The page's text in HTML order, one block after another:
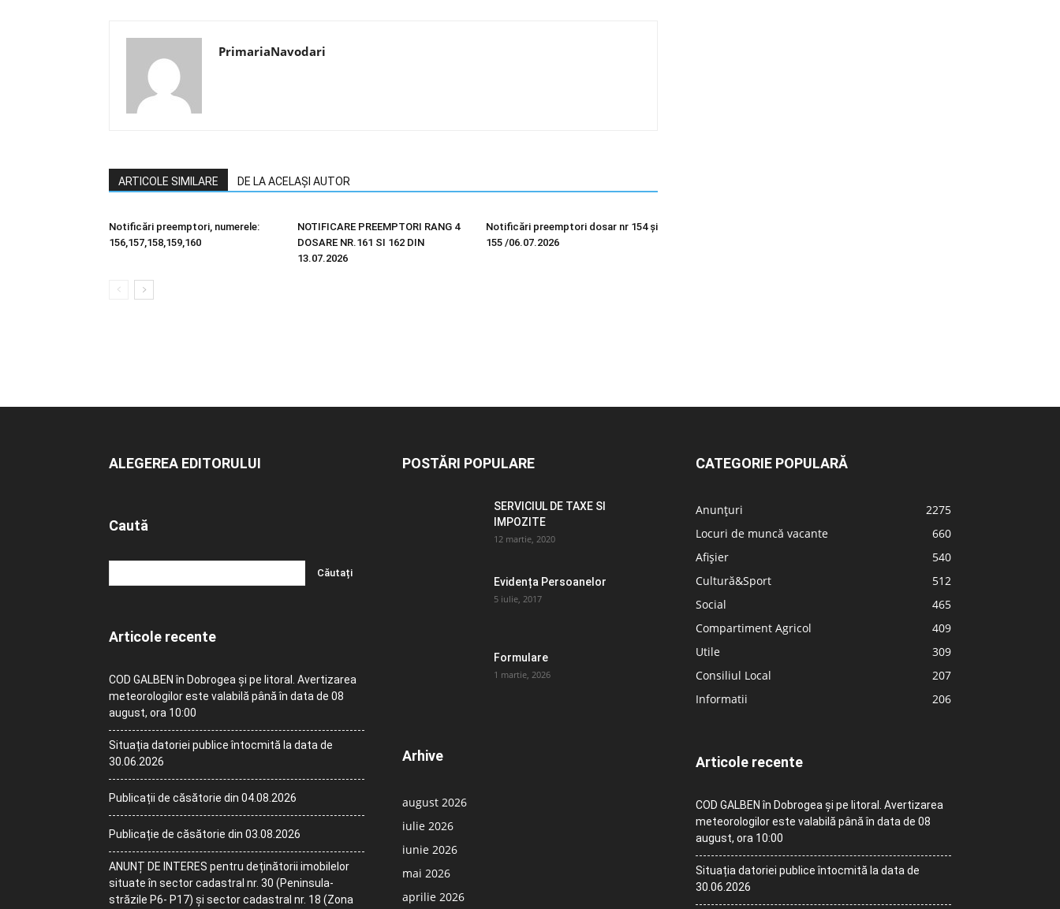
PrimariaNavodari
ARTICOLE SIMILARE DE LA ACELAȘI AUTOR
Notificări preemptori, numerele:
156,157,158,159,160
NOTIFICARE PREEMPTORI RANG 4
DOSARE NR.161 SI 162 DIN
13.07.2026
Notificări preemptori dosar nr 154 și
155 /06.07.2026
ALEGEREA EDITORULUI
Caută
Articole recente
COD GALBEN în Dobrogea și pe litoral. Avertizarea
meteorologilor este valabilă până în data de 08
august, ora 10:00
Situația datoriei publice întocmită la data de
30.06.2026
Publicații de căsătorie din 04.08.2026
Publicație de căsătorie din 03.08.2026
ANUNȚ DE INTERES pentru deținătorii imobilelor
situate în sector cadastral nr. 30 (Peninsula-
străzile P6- P17) și sector cadastral nr. 18 (Zona
POSTĂRI POPULARE
SERVICIUL DE TAXE SI
IMPOZITE
12 martie, 2020
Evidența Persoanelor
5 iulie, 2017
Formulare
1 martie, 2026
Arhive
august 2026
iulie 2026
iunie 2026
mai 2026
aprilie 2026
CATEGORIE POPULARĂ
Anunțuri
2275
Locuri de muncă vacante
660
Afișier
540
Cultură&Sport
512
Social
465
Compartiment Agricol
409
Utile
309
Consiliul Local
207
Informatii
206
Articole recente
COD GALBEN în Dobrogea și pe litoral. Avertizarea
meteorologilor este valabilă până în data de 08
august, ora 10:00
Situația datoriei publice întocmită la data de
30.06.2026